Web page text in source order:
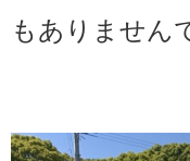
もありません